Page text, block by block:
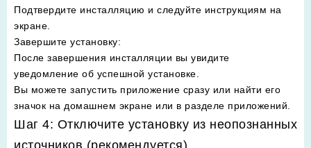
Подтвердите инсталляцию и следуйте инструкциям на
экране.
Завершите установку:
После завершения инсталляции вы увидите
уведомление об успешной установке.
Вы можете запустить приложение сразу или найти его
значок на домашнем экране или в разделе приложений.
Шаг 4: Отключите установку из неопознанных
источников (рекомендуется)